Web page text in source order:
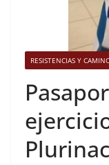
RESISTENCIAS Y